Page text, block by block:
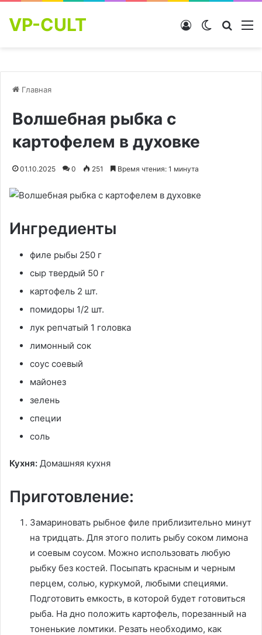
VP-CULT Switch skin
Войти
Главная
Волшебная рыбка с
картофелем в духовке
01.10.2025 0 251 Время чтения: 1 минута
Ингредиенты
филе рыбы 250 г
сыр твердый 50 г
картофель 2 шт.
помидоры 1/2 шт.
лук репчатый 1 головка
лимонный сок
соус соевый
майонез
зелень
специи
соль
Кухня: Домашняя кухня
Приготовление:
Замариновать рыбное филе приблизительно минут
на тридцать. Для этого полить рыбу соком лимона
и соевым соусом. Можно использовать любую
рыбку без костей. Посыпать красным и черным
перцем, солью, куркумой, любыми специями.
Подготовить емкость, в которой будет готовиться
рыба. На дно положить картофель, порезанный на
тоненькие ломтики. Резать необходимо, как